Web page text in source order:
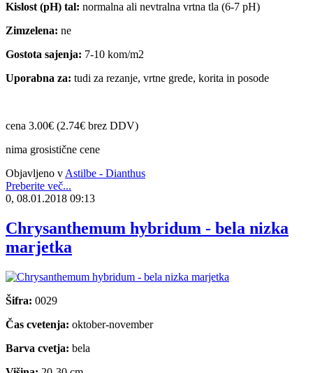
Kislost (pH) tal: normalna ali nevtralna vrtna tla (6-7 pH)
Zimzelena: ne
Gostota sajenja: 7-10 kom/m2
Uporabna za: tudi za rezanje, vrtne grede, korita in posode
cena 3.00€ (2.74€ brez DDV)
nima grosistične cene
Objavljeno v Astilbe - Dianthus
Preberite več...
0, 08.01.2018 09:13
Chrysanthemum hybridum - bela nizka
marjetka
Šifra: 0029
Čas cvetenja: oktober-november
Barva cvetja: bela